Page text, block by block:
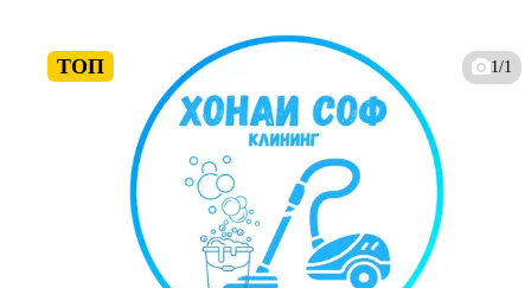
ТОП 1/1